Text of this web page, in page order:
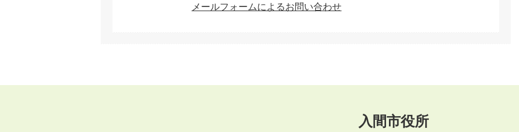
メールフォームによるお問い合わせ
入間市役所